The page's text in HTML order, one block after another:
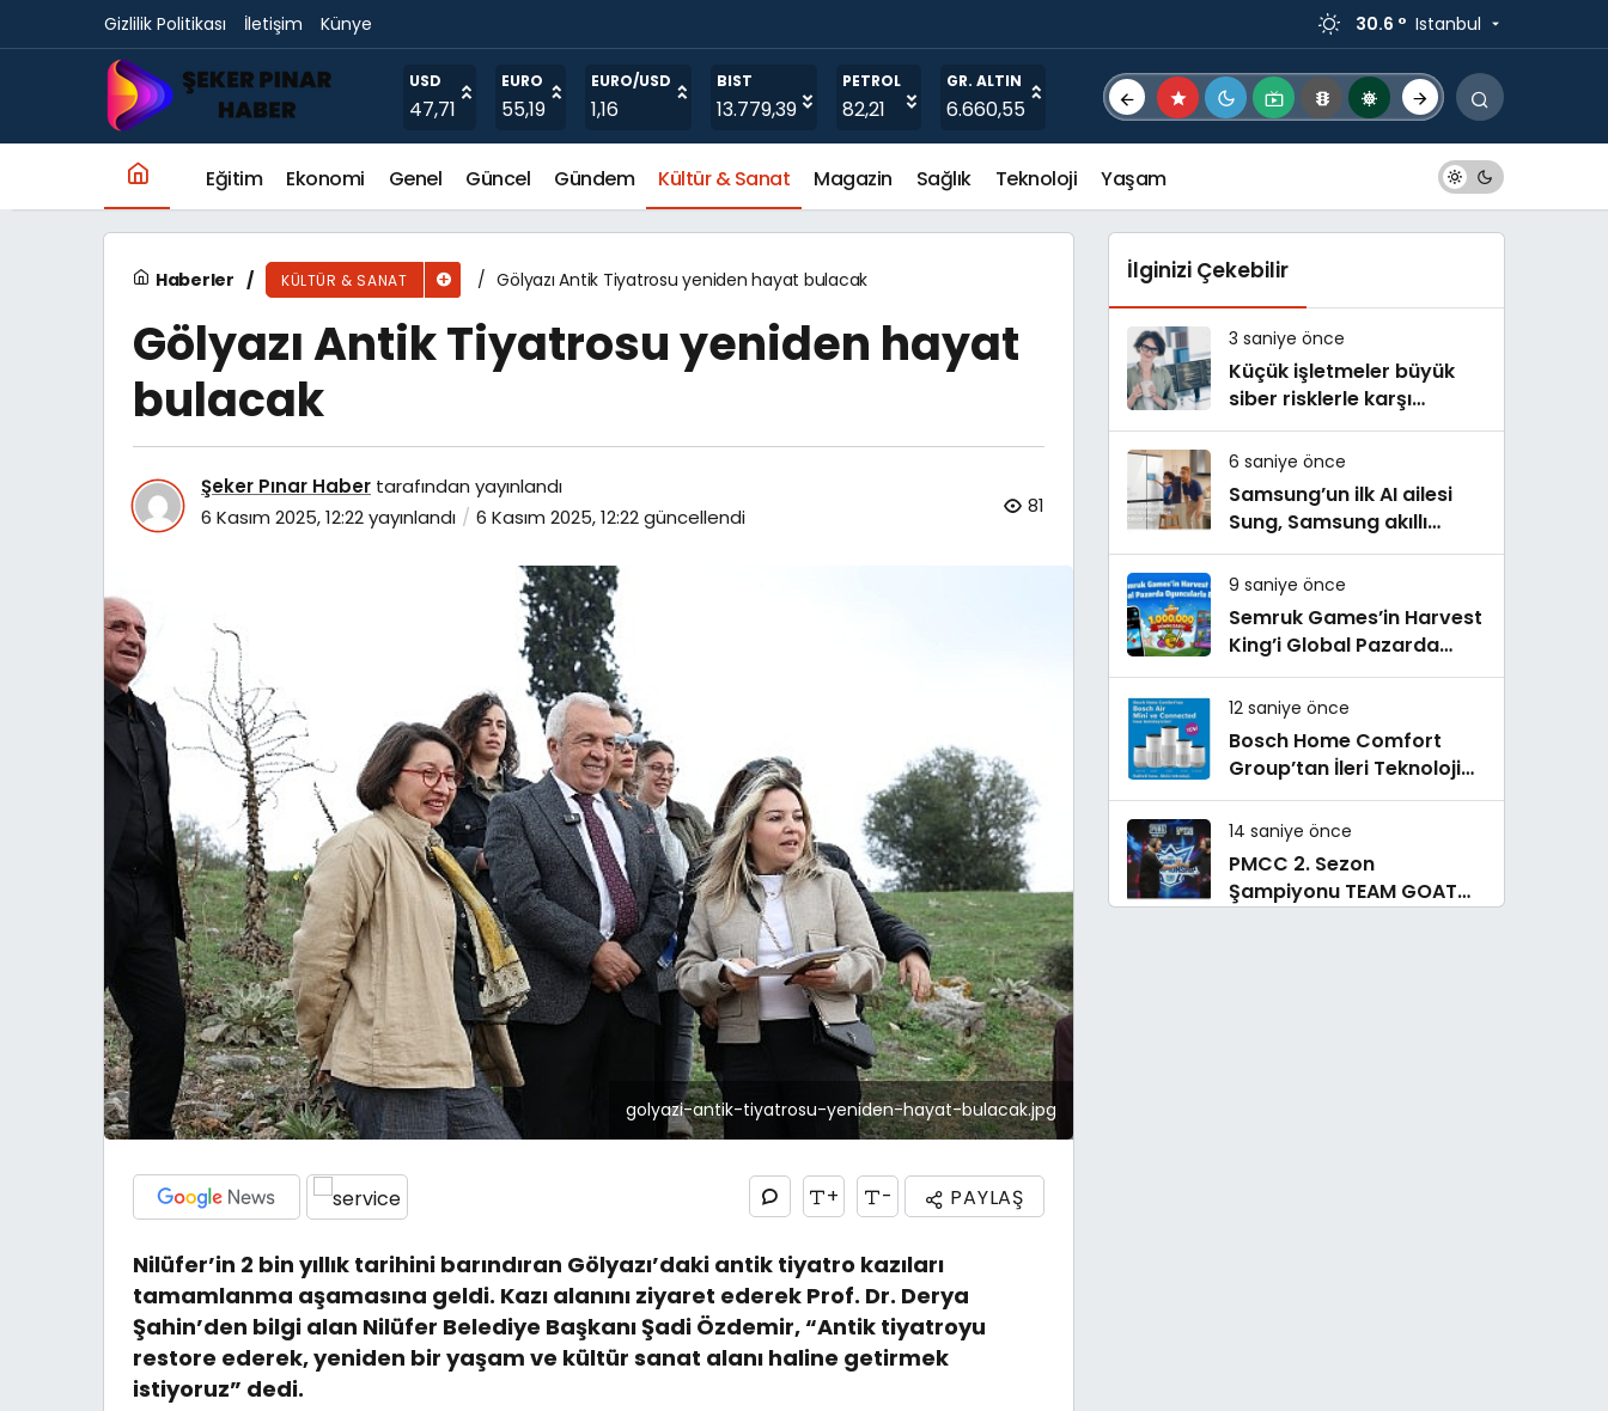
Gizlilik Politikası İletişim Künye 30.6 ° Istanbul
USD
47,71
EURO
55,19
EURO/USD
1,16
BIST
13.779,39
PETROL
82,21
GR. ALTIN
6.660,55
Eğitim Ekonomi Genel Güncel Gündem Kültür & Sanat Magazin Sağlık Teknoloji Yaşam
Haberler KÜLTÜR & SANAT Gölyazı Antik Tiyatrosu yeniden hayat bulacak
Gölyazı Antik Tiyatrosu yeniden hayat
bulacak
Şeker Pınar Haber tarafından yayınlandı
6 Kasım 2025, 12:22yayınlandı 6 Kasım 2025, 12:22güncellendi 81
golyazi-antik-tiyatrosu-yeniden-hayat-bulacak.jpg
+ - PAYLAŞ
Nilüfer’in 2 bin yıllık tarihini barındıran Gölyazı’daki antik tiyatro kazıları
tamamlanma aşamasına geldi. Kazı alanını ziyaret ederek Prof. Dr. Derya
Şahin’den bilgi alan Nilüfer Belediye Başkanı Şadi Özdemir, “Antik tiyatroyu
restore ederek, yeniden bir yaşam ve kültür sanat alanı haline getirmek
istiyoruz” dedi.
İlginizi Çekebilir
3 saniye önce
Küçük işletmeler büyük
siber risklerle karşı
karşıya
6 saniye önce
Samsung’un ilk AI ailesi
Sung, Samsung akıllı
yaşam deneyimini
ekranlara taşıyor
9 saniye önce
Semruk Games’in Harvest
King’i Global Pazarda
Oyuncularla Buluştu!
12 saniye önce
Bosch Home Comfort
Group’tan İleri Teknoloji
Hava Temizleme Cihazları
14 saniye önce
PMCC 2. Sezon
Şampiyonu TEAM GOAT
İzmir Şehir Tiyatroları’nın “Sanat İyileştirir” projesi sürüyor